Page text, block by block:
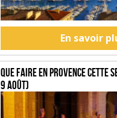
En savoir
Que faire en Provence cette
9 août)